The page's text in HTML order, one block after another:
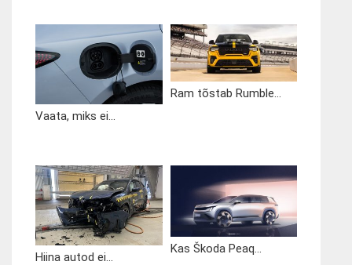
Vaata, miks ei...
Ram tõstab Rumble...
Hiina autod ei...
Kas Škoda Peaq...